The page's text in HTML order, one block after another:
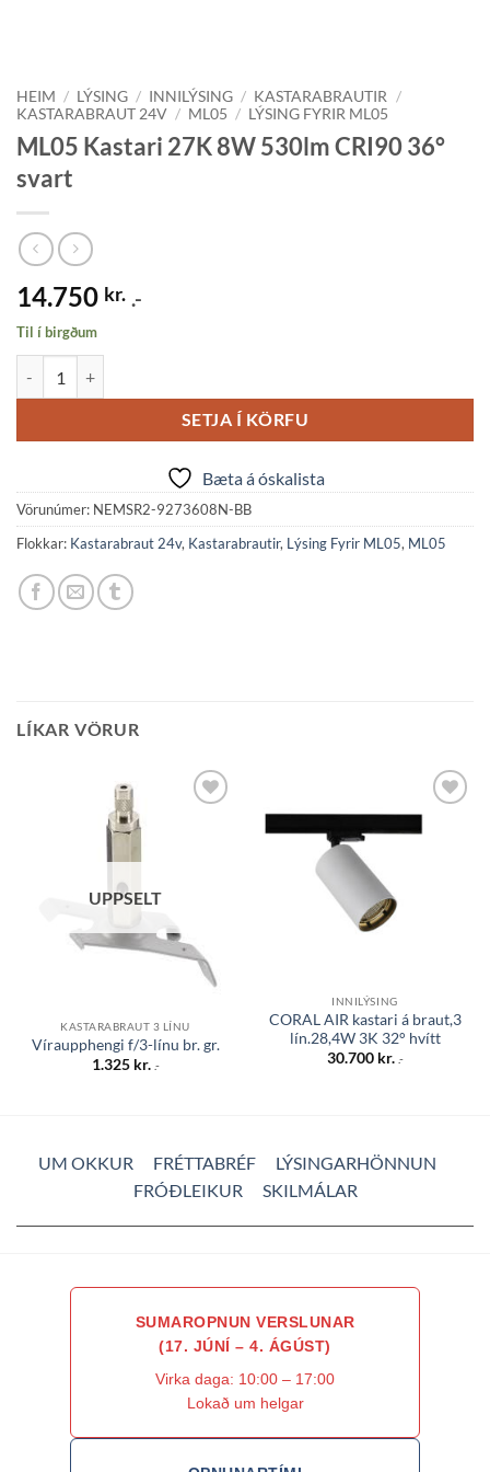
HEIM / LÝSING / INNILÝSING / KASTARABRAUTIR
/
KASTARABRAUT 24V / ML05 / LÝSING FYRIR ML05
ML05 Kastari 27K 8W 530lm CRI90 36°
svart
14.750 kr. .-
Til í birgðum
SETJA Í KÖRFU
Bæta á óskalista
Vörunúmer: NEMSR2-9273608N-BB
Flokkar: Kastarabraut 24v, Kastarabrautir, Lýsing Fyrir ML05, ML05
LÍKAR VÖRUR
UPPSELT
KASTARABRAUT 3 LÍNU
Víraupphengi f/3-línu br. gr.
1.325 kr. .-
Bæta á
óskalista
INNILÝSING
CORAL AIR kastari á braut,3
lín.28,4W 3K 32° hvítt
30.700 kr. .-
UM OKKUR FRÉTTABRÉF
LÝSINGARHÖNNUN
FRÓÐLEIKUR
SKILMÁLAR
SUMAROPNUN VERSLUNAR
(17. JÚNÍ – 4. ÁGÚST)
Virka daga: 10:00 – 17:00
Lokað um helgar